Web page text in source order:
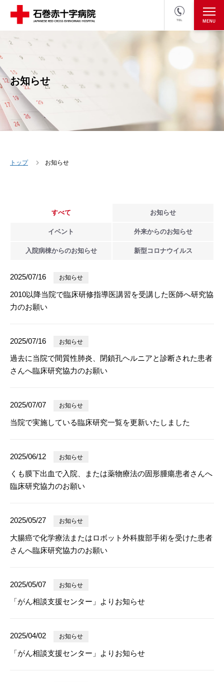
TEL
医療関係者の方
お知らせ
トップ お知らせ
すべて お知らせ
イベント 外来からのお知らせ
入院病棟からのお知らせ 新型 コロナウイルス
2025/07/16 お知らせ
2010以降当院で臨床研修指導医講習を受講した医師へ研究協
力のお願い
2025/07/16 お知らせ
過去に当院で間質性肺炎、閉鎖孔ヘルニアと診断された患者
さんへ臨床研究協力のお願い
2025/07/07 お知らせ
当院で実施している臨床研究一覧を更新いたしました
2025/06/12 お知らせ
くも膜下出血で入院、または薬物療法の固形腫瘍患者さんへ
臨床研究協力のお願い
2025/05/27 お知らせ
大腸癌で化学療法またはロボット外科腹部手術を受けた患者
さんへ臨床研究協力のお願い
2025/05/07 お知らせ
「がん相談支援センター」よりお知らせ
2025/04/02 お知らせ
「がん相談支援センター」よりお知らせ